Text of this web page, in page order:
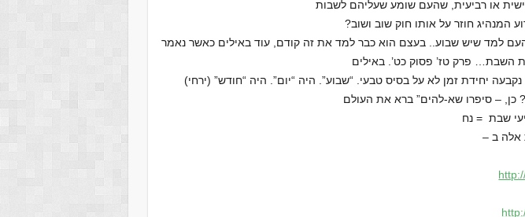
או רביעית, שהעם שומע שעליהם לשבות
המנהיג חוזר על אותו חוק שוב ושוב?
למד שיש שבוע.. בעצם הוא כבר למד את זה קודם, עוד באילים כאשר נאמר
השבת… פרק טז’ פסוק כט’. באילים
יחידת זמן לא על בסיס טבעי. “שבוע”. היה “יום”. היה “חודש” (ירחי)
כן, – סיפרו שא-להים” ברא את העולם
שבת = נח
אלה ב –